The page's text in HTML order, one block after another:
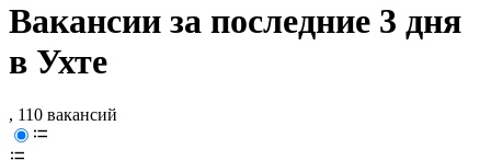
Вакансии за последние 3 дня
в Ухте
, 110 вакансий